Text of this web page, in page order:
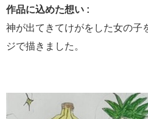
作品に込めた想い :
神が出てきてけがをした女の子
ジで描きました。